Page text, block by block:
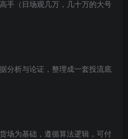
手（日场观几万，几十万的大号
分析与论证，整理成一套投流底
场为基础，遵循算法逻辑，可付